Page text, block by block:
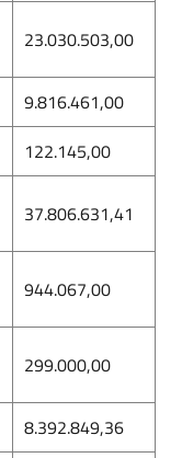
23.030.503,00
9.816.461,00
122.145,00
37.806.631,41
944.067,00
299.000,00
8.392.849,36